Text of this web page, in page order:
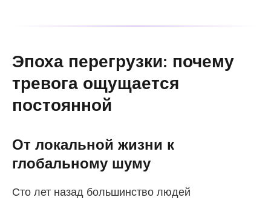
Эпоха перегрузки: почему
тревога ощущается
постоянной
От локальной жизни к
глобальному шуму
Сто лет назад большинство людей